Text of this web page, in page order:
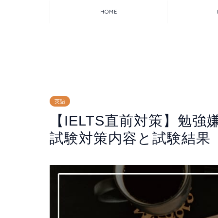
HOME
英語
【IELTS直前対策】勉
試験対策内容と試験結果